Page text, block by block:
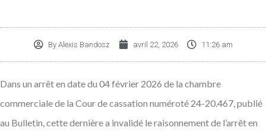
ByAlexis Bandosz avril 22, 2026 11:26 am
Dans un arrêt en date du 04 février 2026 de la chambre
commerciale de la Cour de cassation numéroté 24-20.467, publié
au Bulletin, cette dernière a invalidé le raisonnement de l’arrêt en